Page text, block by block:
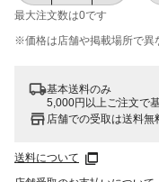
最大注文数は0です
※価格は​店舗や​掲載場所で​異
基本送料のみ
5,000円以上ご注文で
店舗での受取は送料無
送料について